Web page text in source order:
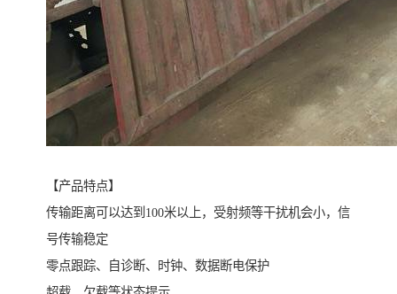
【产品特点】
传输距离可以达到100米以上，受射频等干扰机会小，信
号传输稳定
零点跟踪、自诊断、时钟、数据断电保护